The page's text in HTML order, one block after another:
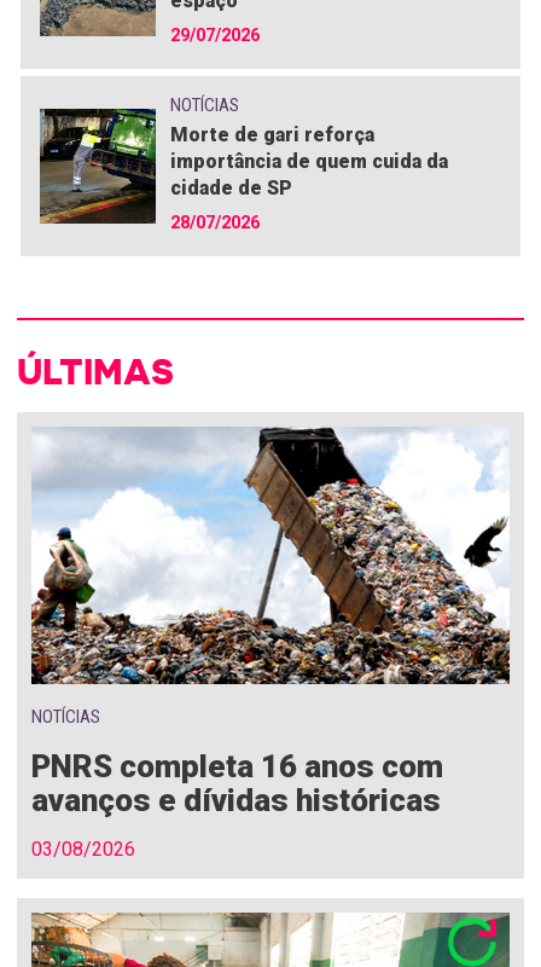
29/07/2026
NOTÍCIAS
Morte de gari reforça
importância de quem cuida da
cidade de SP
28/07/2026
ÚLTIMAS
NOTÍCIAS
PNRS completa 16 anos com
avanços e dívidas históricas
03/08/2026